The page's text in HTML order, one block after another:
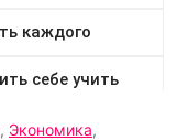
, Экономика,